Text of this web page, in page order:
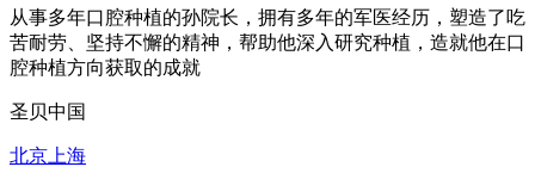
从事多年口腔种植的孙院长，拥有多年的军医经历，塑造了吃
苦耐劳、坚持不懈的精神，帮助他深入研究种植，造就他在口
腔种植方向获取的成就
圣贝中国
北京 上海